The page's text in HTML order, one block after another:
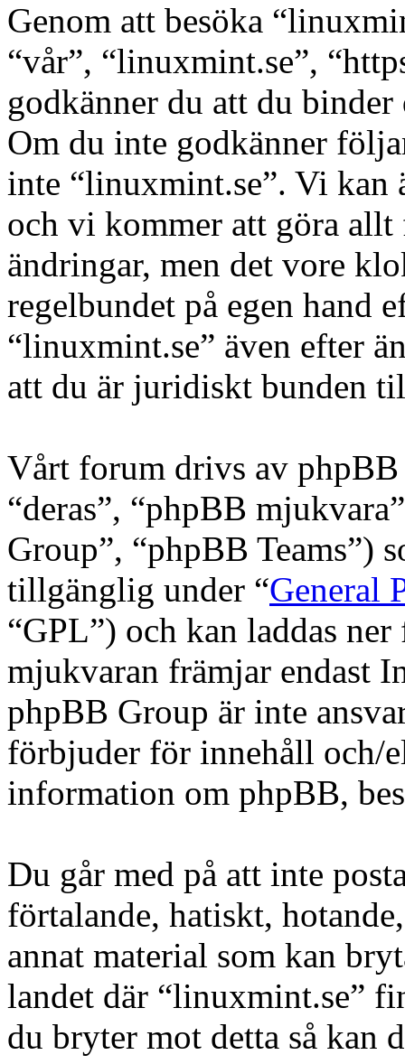
Genom att besöka
“vår”, “linuxmint.se”,
godkänner du att du
Om du inte godkänner
inte “linuxmint.se”. Vi kan
och vi kommer att göra
ändringar, men det vore
regelbundet på egen hand
“linuxmint.se” även efter
att du är juridiskt bunden
Vårt forum drivs av phpBB
“deras”, “phpBB
Group”, “phpBB Teams”)
tillgänglig under “General
“GPL”) och kan laddas
mjukvaran främjar endast
phpBB Group är inte
förbjuder för innehåll och/
information om phpBB,
Du går med på att inte
förtalande, hatiskt,
annat material som kan
landet där “linuxmint.se”
du bryter mot detta så kan